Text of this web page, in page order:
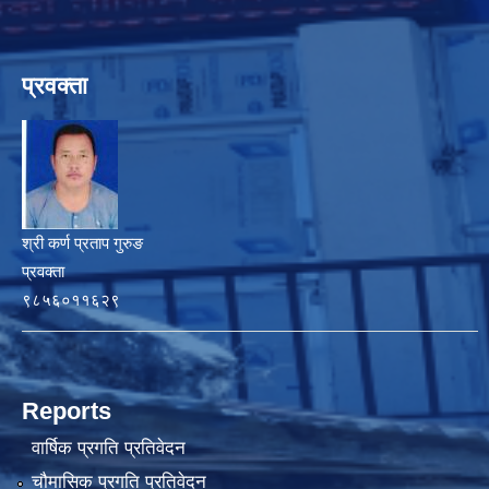
प्रवक्ता
श्री कर्ण प्रताप गुरुङ
प्रवक्ता
९८५६०११६२९
Reports
वार्षिक प्रगति प्रतिवेदन
चौमासिक प्रगति प्रतिवेदन